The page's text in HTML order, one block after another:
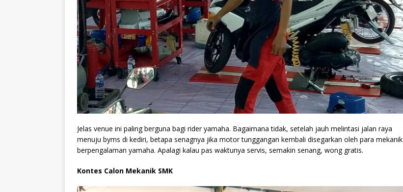
Jelas venue ini paling berguna bagi rider yamaha. Bagaimana tidak, setelah jauh melintasi jalan raya
menuju byms di kediri, betapa senagnya jika motor tunggangan kembali disegarkan oleh para mekanik
berpengalaman yamaha. Apalagi kalau pas waktunya servis, semakin senang, wong gratis.
Kontes Calon Mekanik SMK